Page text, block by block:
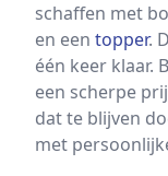
schaffen met
en een topper.
één keer klaar.
een scherpe
dat te blijven
met